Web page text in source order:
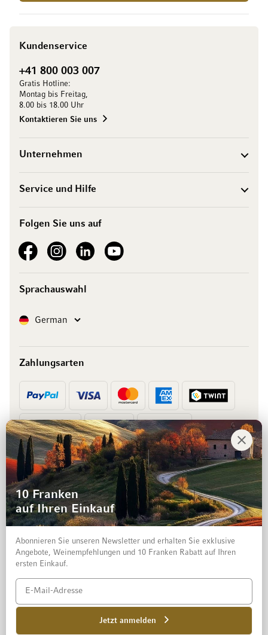
Kundenservice
+41 800 003 007
Gratis Hotline:
Montag bis Freitag,
8.00 bis 18.00 Uhr
Kontaktieren Sie uns
Unternehmen
Service und Hilfe
Folgen Sie uns auf
See our FacebookSee our Instagram account
See our LinkedInSee our YouTube channel
Sprachauswahl
SpracheGerman
Zahlungsarten
Vorkasse Rechnung
Datenschutz und Disclaimer
10 Franken
auf Ihren Einkauf
Abonnieren Sie unseren Newsletter und erhalten Sie exklusive
Angebote, Weinempfehlungen und 10 Franken Rabatt auf Ihren
ersten Einkauf.
Jetzt anmelden